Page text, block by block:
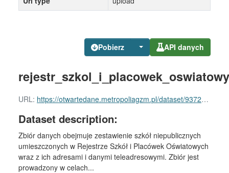
Pobierz API danych
URL: https://otwartedane.metropoliagzm.pl/dataset/9372df8f-b571-4468-a09f-2618aa8584d0/resource/b27cf608-4835-4184-987a-2f759e1ba4df/download/rejestr_szkol_i_placowek_oswiatowych_szkoly_niepubliczne_ledziny.csv
Dataset description:
Zbiór danych obejmuje zestawienie szkół niepublicznych
umieszczonych w Rejestrze Szkół i Placówek Oświatowych
wraz z ich adresami i danymi teleadresowymi. Zbiór jest
prowadzony w celach...